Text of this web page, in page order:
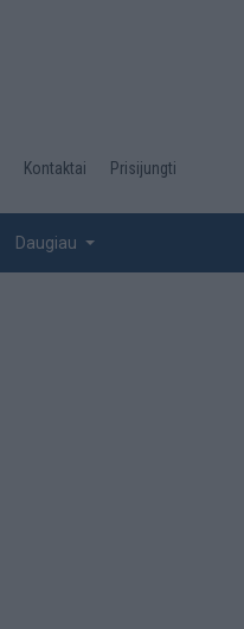
Kontaktai Prisijungti
Daugiau